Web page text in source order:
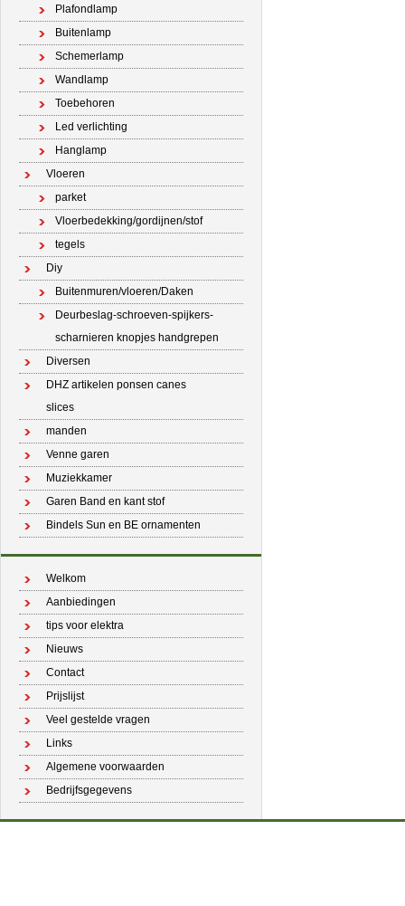
Plafondlamp
Buitenlamp
Schemerlamp
Wandlamp
Toebehoren
Led verlichting
Hanglamp
Vloeren
parket
Vloerbedekking/gordijnen/stof
tegels
Diy
Buitenmuren/vloeren/Daken
Deurbeslag-schroeven-spijkers-
scharnieren knopjes handgrepen
Diversen
DHZ artikelen ponsen canes
slices
manden
Venne garen
Muziekkamer
Garen Band en kant stof
Bindels Sun en BE ornamenten
Welkom
Aanbiedingen
tips voor elektra
Nieuws
Contact
Prijslijst
Veel gestelde vragen
Links
Algemene voorwaarden
Bedrijfsgegevens